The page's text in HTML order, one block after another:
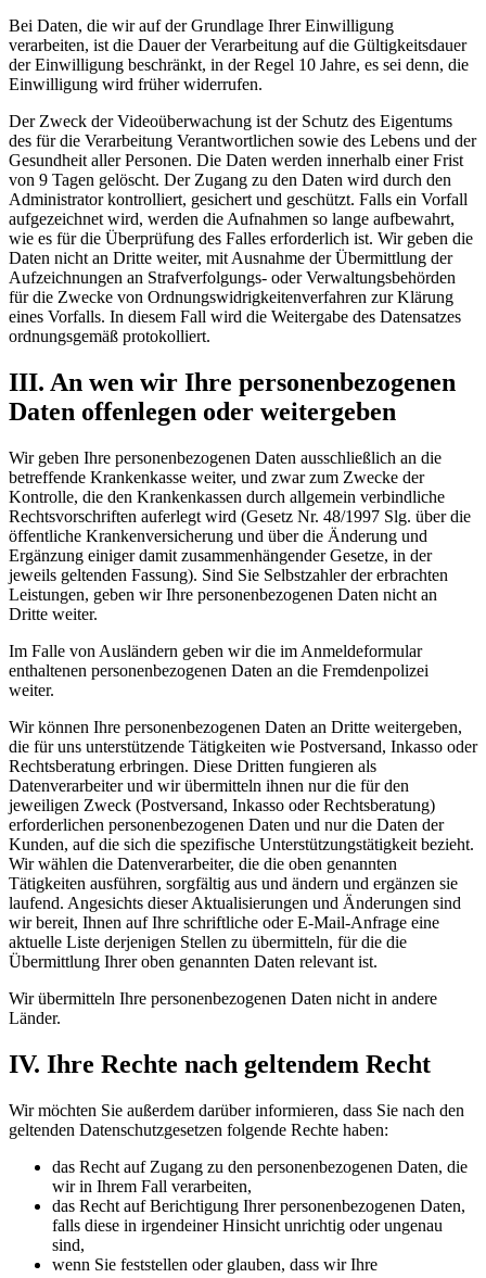
Bei Daten, die wir auf der Grundlage Ihrer Einwilligung
verarbeiten, ist die Dauer der Verarbeitung auf die Gültigkeitsdauer
der Einwilligung beschränkt, in der Regel 10 Jahre, es sei denn, die
Einwilligung wird früher widerrufen.
Der Zweck der Videoüberwachung ist der Schutz des Eigentums
des für die Verarbeitung Verantwortlichen sowie des Lebens und der
Gesundheit aller Personen. Die Daten werden innerhalb einer Frist
von 9 Tagen gelöscht. Der Zugang zu den Daten wird durch den
Administrator kontrolliert, gesichert und geschützt. Falls ein Vorfall
aufgezeichnet wird, werden die Aufnahmen so lange aufbewahrt,
wie es für die Überprüfung des Falles erforderlich ist. Wir geben die
Daten nicht an Dritte weiter, mit Ausnahme der Übermittlung der
Aufzeichnungen an Strafverfolgungs- oder Verwaltungsbehörden
für die Zwecke von Ordnungswidrigkeitenverfahren zur Klärung
eines Vorfalls. In diesem Fall wird die Weitergabe des Datensatzes
ordnungsgemäß protokolliert.
III. An wen wir Ihre personenbezogenen
Daten offenlegen oder weitergeben
Wir geben Ihre personenbezogenen Daten ausschließlich an die
betreffende Krankenkasse weiter, und zwar zum Zwecke der
Kontrolle, die den Krankenkassen durch allgemein verbindliche
Rechtsvorschriften auferlegt wird (Gesetz Nr. 48/1997 Slg. über die
öffentliche Krankenversicherung und über die Änderung und
Ergänzung einiger damit zusammenhängender Gesetze, in der
jeweils geltenden Fassung). Sind Sie Selbstzahler der erbrachten
Leistungen, geben wir Ihre personenbezogenen Daten nicht an
Dritte weiter.
Im Falle von Ausländern geben wir die im Anmeldeformular
enthaltenen personenbezogenen Daten an die Fremdenpolizei
weiter.
Wir können Ihre personenbezogenen Daten an Dritte weitergeben,
die für uns unterstützende Tätigkeiten wie Postversand, Inkasso oder
Rechtsberatung erbringen. Diese Dritten fungieren als
Datenverarbeiter und wir übermitteln ihnen nur die für den
jeweiligen Zweck (Postversand, Inkasso oder Rechtsberatung)
erforderlichen personenbezogenen Daten und nur die Daten der
Kunden, auf die sich die spezifische Unterstützungstätigkeit bezieht.
Wir wählen die Datenverarbeiter, die die oben genannten
Tätigkeiten ausführen, sorgfältig aus und ändern und ergänzen sie
laufend. Angesichts dieser Aktualisierungen und Änderungen sind
wir bereit, Ihnen auf Ihre schriftliche oder E-Mail-Anfrage eine
aktuelle Liste derjenigen Stellen zu übermitteln, für die die
Übermittlung Ihrer oben genannten Daten relevant ist.
Wir übermitteln Ihre personenbezogenen Daten nicht in andere
Länder.
IV. Ihre Rechte nach geltendem Recht
Wir möchten Sie außerdem darüber informieren, dass Sie nach den
geltenden Datenschutzgesetzen folgende Rechte haben:
das Recht auf Zugang zu den personenbezogenen Daten, die
wir in Ihrem Fall verarbeiten,
das Recht auf Berichtigung Ihrer personenbezogenen Daten,
falls diese in irgendeiner Hinsicht unrichtig oder ungenau
sind,
wenn Sie feststellen oder glauben, dass wir Ihre